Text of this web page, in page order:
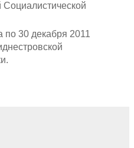
по 30 декабря 2011